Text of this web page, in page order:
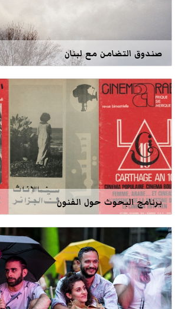
صندوق التضامن مع لبنان
برنامج البحوث حول الفنون